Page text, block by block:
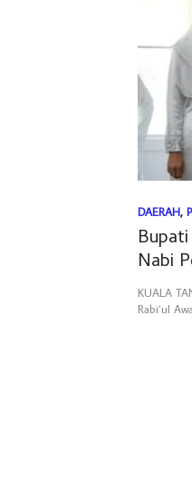
DAERAH,
Nabi
KUALA
Rabi’ul